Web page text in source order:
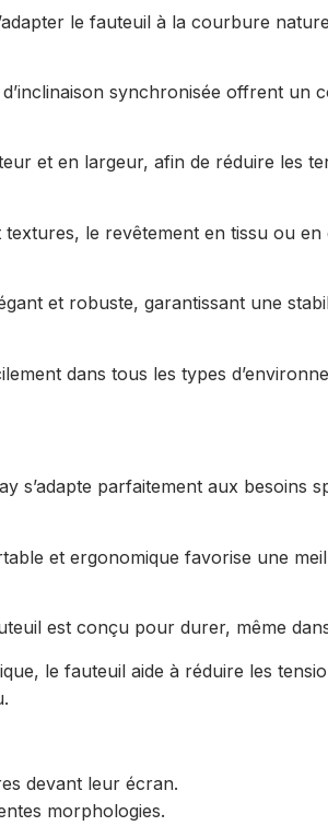
le fauteuil à la courbure
synchronisée offrent
et en largeur, afin de réduire les
le revêtement en tissu ou
et robuste, garantissant une
dans tous les types
s’adapte parfaitement aux besoins
et ergonomique favorise une
est conçu pour durer, même
le fauteuil aide à réduire les
devant leur écran.
morphologies.